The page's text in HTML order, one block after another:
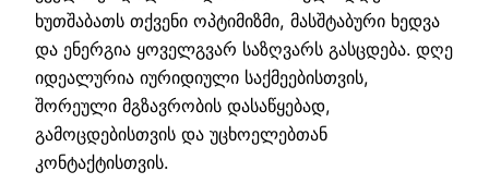
ხუთშაბათს თქვენი ოპტიმიზმი, მასშტაბური ხედვა
და ენერგია ყოველგვარ საზღვარს გასცდება. დღე
იდეალურია იურიდიული საქმეებისთვის,
შორეული მგზავრობის დასაწყებად,
გამოცდებისთვის და უცხოელებთან
კონტაქტისთვის.